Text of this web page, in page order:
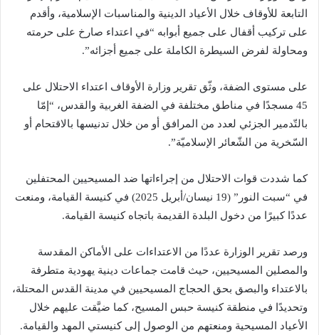
التابعة للأوقاف خلال الأعياد الدينية والمناسبات الإسلامية، وأقدم
على تركيب أقفال على جميع أبوابه “في اعتداء صارخ على حرمته
ومحاولة لفرض السيطرة الكاملة على جميع أجزائه”.
على مستوى الضفة، وثّق تقرير وزارة الأوقاف اعتداء الاحتلال على
45 مسجدًا في مناطق مختلفة في الضفة الغربية والقدس، “إمّا
بالتّدمير الجزئي لعدد من المرافق أو من خلال تدنيسها بالاقتحام أو
السّخرية من الشّعائر الإسلاميّة”.
كما شددت قوات الاحتلال من إجراءاتها ضد المسيحيين المحتفلين
في “سبت النور” (19 نيسان/أبريل 2025) في كنيسة القيامة، ومنعت
عددًا كبيرًا من دخول البلدة القديمة باتجاه كنيسة القيامة.
ورصد تقرير الوزارة عددًا من الاعتداءات على الأماكن المقدسة
والمصلين المسيحيين، حيث قامت جماعات دينية يهودية متطرفة
بالاعتداء والبصق بحق الحجاج المسيحيين في مدينة القدس المحتلة،
وتحديدًا في منطقة كنيسة حبس المسيح، كما ضيَّقت عليهم خلال
الأعياد المسيحية ومنعتهم من الوصول إلى كنيستي المهد والقيامة.